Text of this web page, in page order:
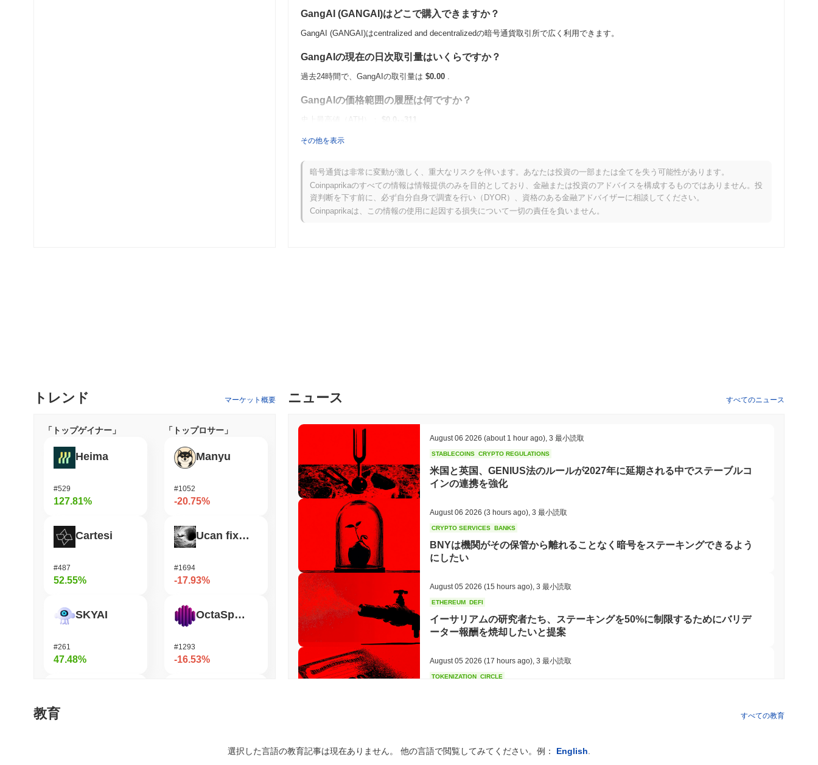
GangAI (GANGAI)はどこで購入できますか？
GangAI (GANGAI)はcentralized and decentralizedの暗号通貨取引所で広く利用できます。
GangAIの現在の日次取引量はいくらですか？
過去24時間で、GangAIの取引量は $0.00 .
GangAIの価格範囲の履歴は何ですか？
史上最高値（ATH）： $0.0
311
GangAIは、より広範な暗号市場と比較してどのようなパフォーマンスですか？
過去7日間で、GangAIは0.00%上昇し、0.65% の上昇を記録した全体の暗号市場を下回っています。これは、より広範な市場のモメ
ンタムと比較して、GANGAIの価格アクションにおける一時的な遅れを示しています。
その他を表示
暗号通貨は非常に変動が激しく、重大なリスクを伴います。あなたは投資の一部または全てを失う可能性があります。
Coinpaprikaのすべての情報は情報提供のみを目的としており、金融または投資のアドバイスを構成するものではありません。投
資判断を下す前に、必ず自分自身で調査を行い（DYOR）、資格のある金融アドバイザーに相談してください。
Coinpaprikaは、この情報の使用に起因する損失について一切の責任を負いません。
トレンド マーケット概要
「トップゲイナー」
Heima
#529
127.81%
Cartesi
#487
52.55%
SKYAI
#261
47.48%
「トップロサー」
Manyu
#1052
-20.75%
Ucan fix life in1day
#1694
-17.93%
OctaSpace
#1293
-16.53%
ニュース すべてのニュース
August 06 2026 (about 1 hour ago) 3 最小読取
STABLECOINS CRYPTO REGULATIONS
米国と英国、GENIUS法のルールが2027年に延期される中でステーブルコ
インの連携を強化
August 06 2026 (3 hours ago) 3 最小読取
CRYPTO SERVICES BANKS
BNYは機関がその保管から離れることなく暗号をステーキングできるよう
にしたい
August 05 2026 (15 hours ago) 3 最小読取
ETHEREUM DEFI
イーサリアムの研究者たち、ステーキングを50%に制限するためにバリデ
ーター報酬を焼却したいと提案
August 05 2026 (17 hours ago) 3 最小読取
TOKENIZATION CIRCLE
BITCOIN CRYPTO SERVICES
教育 すべての教育
選択した言語の教育記事は現在ありません。 他の言語で閲覧してみてください。例： English